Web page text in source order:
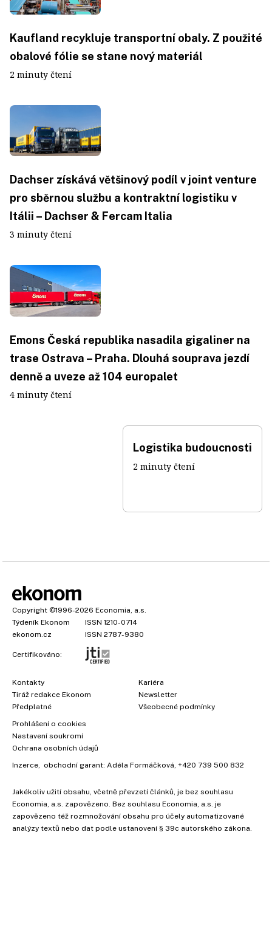
Kaufland recykluje transportní obaly. Z použité
obalové fólie se stane nový materiál
2 minuty čtení
Dachser získává většinový podíl v joint venture
pro sběrnou službu a kontraktní logistiku v
Itálii – Dachser & Fercam Italia
3 minuty čtení
Emons Česká republika nasadila gigaliner na
trase Ostrava – Praha. Dlouhá souprava jezdí
denně a uveze až 104 europalet
4 minuty čtení
Logistika budoucnosti
2 minuty čtení
Copyright ©1996-2026 Economia, a.s.
Týdeník Ekonom
ISSN 1210-0714
ekonom.cz
ISSN 2787-9380
Certifikováno:
Kontakty
Tiráž redakce Ekonom
Předplatné
Kariéra
Newsletter
Všeobecné podmínky
Prohlášení o cookies
Nastavení soukromí
Ochrana osobních údajů
Inzerce , obchodní garant: Adéla Formáčková +420 739 500 832
Jakékoliv užití obsahu, včetně převzetí článků, je bez souhlasu
Economia, a.s. zapovězeno. Bez souhlasu Economia, a.s. je
zapovězeno též rozmnožování obsahu pro účely automatizované
analýzy textů nebo dat podle ustanovení § 39c autorského zákona.